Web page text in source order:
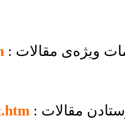
ویژه‌ی مقالات
مقالات